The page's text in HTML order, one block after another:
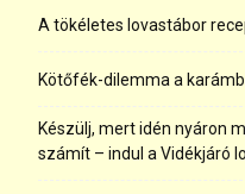
A tökéletes lovastábor
Kötőfék-dilemma a
Készülj, mert idén nyáron
számít – indul a Vidékjáró